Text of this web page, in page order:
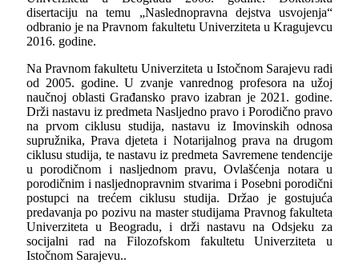
disertaciju na temu „Naslednopravna dejstva usvojenja“
odbranio je na Pravnom fakultetu Univerziteta u Kragujevcu
2016. godine.
Na Pravnom fakultetu Univerziteta u Istočnom Sarajevu radi
od 2005. godine. U zvanje vanrednog profesora na užoj
naučnoj oblasti Građansko pravo izabran je 2021. godine.
Drži nastavu iz predmeta Nasljedno pravo i Porodično pravo
na prvom ciklusu studija, nastavu iz Imovinskih odnosa
supružnika, Prava djeteta i Notarijalnog prava na drugom
ciklusu studija, te nastavu iz predmeta Savremene tendencije
u porodičnom i nasljednom pravu, Ovlašćenja notara u
porodičnim i nasljednopravnim stvarima i Posebni porodični
postupci na trećem ciklusu studija. Držao je gostujuća
predavanja po pozivu na master studijama Pravnog fakulteta
Univerziteta u Beogradu, i drži nastavu na Odsjeku za
socijalni rad na Filozofskom fakultetu Univerziteta u
Istočnom Sarajevu..